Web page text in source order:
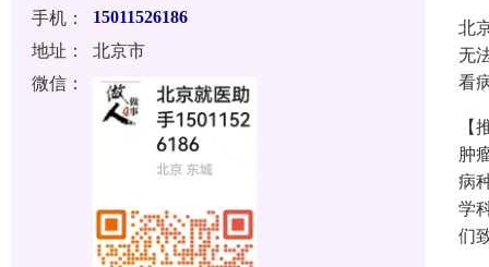
手机：
15011526186
地址：
北京市
微信：
北
无
看
肿
病
学
们